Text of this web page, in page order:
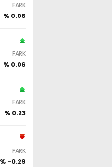
FARK
% 0.06
FARK
% 0.06
FARK
% 0.23
FARK
% -0.29